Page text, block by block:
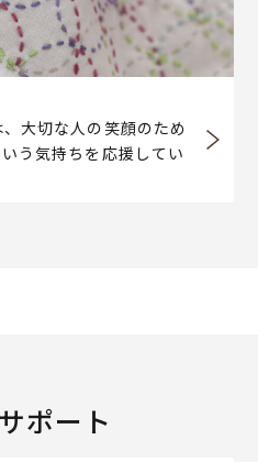
大切な人の笑顔のため
う気持ちを応援してい
ポート